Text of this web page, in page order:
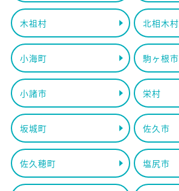
木祖村 北相木村
小海町 駒ヶ根市
小諸市 栄村
坂城町 佐久市
佐久穂町 塩尻市